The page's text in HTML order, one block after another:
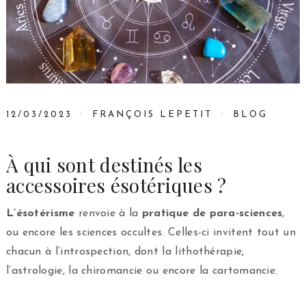
12/03/2023 FRANÇOIS LEPETIT BLOG
À qui sont destinés les
accessoires ésotériques ?
L’ésotérisme renvoie à la pratique de para-sciences,
ou encore les sciences occultes. Celles-ci invitent tout un
chacun à l’introspection, dont la lithothérapie,
l’astrologie, la chiromancie ou encore la cartomancie.